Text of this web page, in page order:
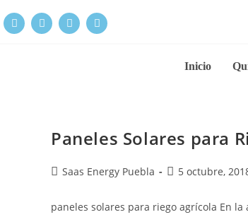
Inicio
Paneles Solares para
Saas Energy Puebla 5 octubre,
paneles solares para riego agrícola En